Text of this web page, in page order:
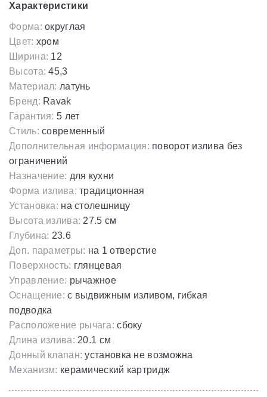
Характеристики
Форма: округлая
Цвет: хром
Ширина: 12
Высота: 45,3
Материал: латунь
Бренд: Ravak
Гарантия: 5 лет
Стиль: современный
Дополнительная информация:
ограничений
Назначение: для кухни
Форма излива: традиционная
Установка: на столешницу
Высота излива: 27.5 см
Глубина: 23.6
Доп. параметры: на 1 отверстие
Поверхность: глянцевая
Управление: рычажное
Оснащение: с выдвижным изливом, гибкая
подводка
Расположение рычага: сбоку
Длина излива: 20.1 см
Донный клапан: установка не возможна
Механизм: керамический картридж